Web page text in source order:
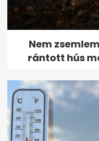
Nem
rántott hús